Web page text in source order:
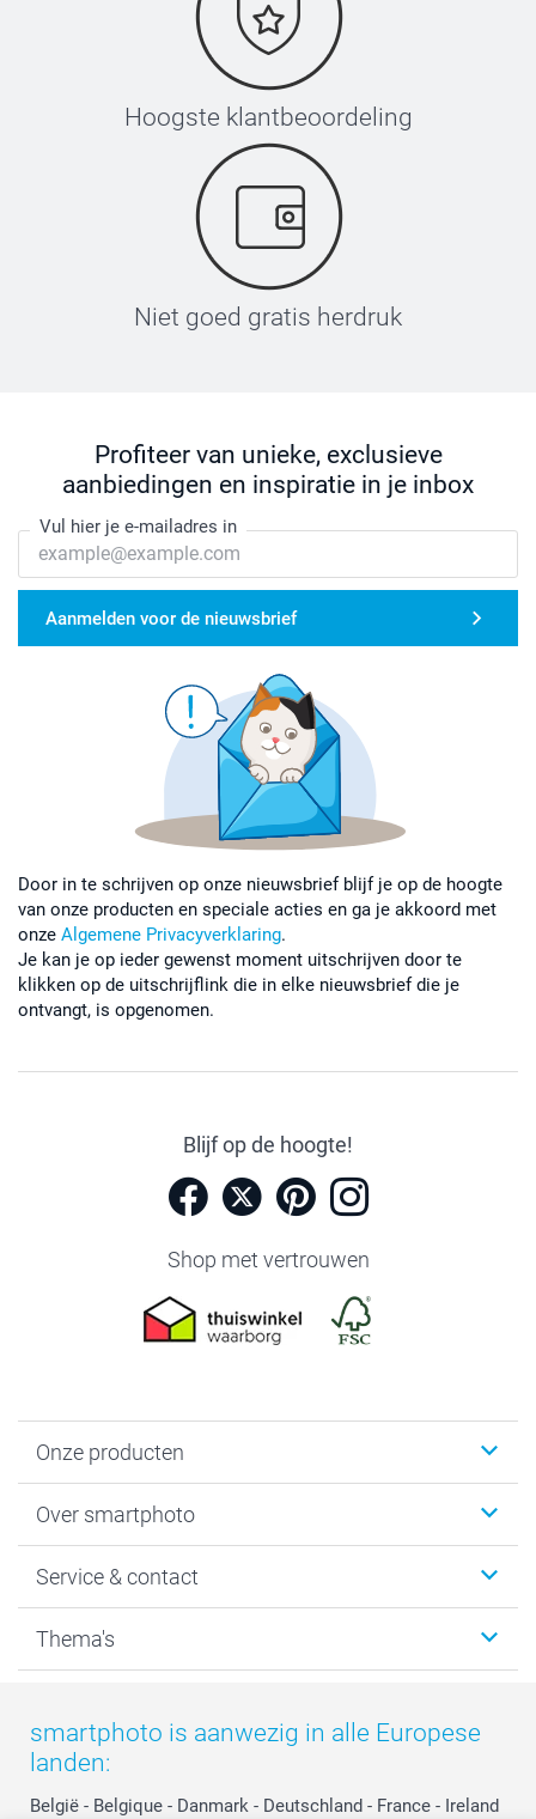
Hoogste klantbeoordeling
Niet goed gratis herdruk
Profiteer van unieke, exclusieve
aanbiedingen en inspiratie in je inbox
Vul hier je e-mailadres in
Aanmelden voor de nieuwsbrief
Door in te schrijven op onze nieuwsbrief blijf je op de hoogte
van onze producten en speciale acties en ga je akkoord met
onze Algemene Privacyverklaring.
Je kan je op ieder gewenst moment uitschrijven door te
klikken op de uitschrijflink die in elke nieuwsbrief die je
ontvangt, is opgenomen.
Blijf op de hoogte!
Shop met vertrouwen
Onze producten
Fotoboeken
Fotocadeaus
Kaarten
Over smartphoto
Vacatures
Bestelproces
Privacy
Cookiebeleid
Reviews
Service & contact
Tevredenheidsgarantie
smartbonus
smartfriends
service@smartphoto.nl
Thema's
Moederdag
Vaderdag
Huwelijk
smartphoto is aanwezig in alle Europese
landen:
België - Belgique - Danmark - Deutschland - France - Ireland